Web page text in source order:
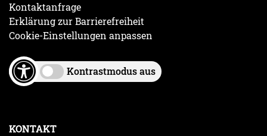
Kontaktanfrage
Erklärung zur Barrierefreiheit
Cookie-Einstellungen anpassen
Kontrastmodus aus
KONTAKT